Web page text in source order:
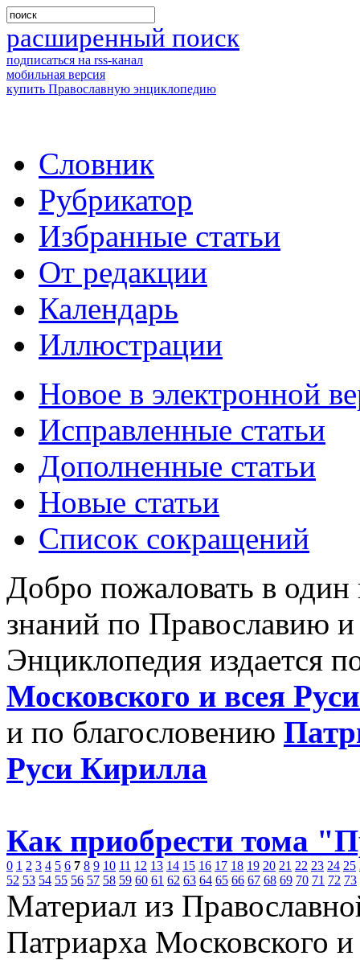
расширенный поиск
подписаться на rss-канал
мобильная версия
купить Православную энциклопедию
Словник
Рубрикатор
Избранные статьи
От редакции
Календарь
Иллюстрации
Новое в электронной
Исправленные статьи
Дополненные статьи
Новые статьи
Список сокращений
Добро пожаловать в
знаний по Православию
Энциклопедия издается
Московского и всея
и по благословению
Руси Кирилла
Как приобрести тома
0 1 2 3 4 5 6 7 8 9 10 11 12 13 14 15 16 17 18 19 20 21 22 23 24 25
52 53 54 55 56 57 58 59 60 61 62 63 64 65 66 67 68 69 70 71 72 73
Материал из
Патриарха Московского